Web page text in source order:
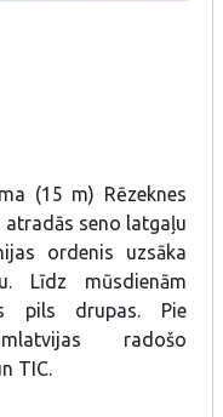
(15 m) Rēzeknes
atradās seno latgaļu
ordenis uzsāka
Līdz mūsdienām
pils drupas. Pie
radošo
TIC.